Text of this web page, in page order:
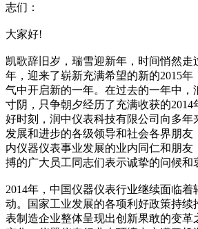
志们：
大家好!
凯歌辞旧岁，瑞雪迎新年，时间悄然走
年，迎来了崭新充满希望的新的2015年
气中开启新的一年。在过去的一年中，
寸阴，只争朝夕经历了充满收获的
好时刻，润中仪表科技有限公司向多年
发展和进步的各级领导和社会各界朋友
内仪器仪表事业发展的业内同仁和朋友
搏的广大员工同志们表示诚挚的问候和
2014年，中国仪器仪表行业继续面临
动。国家工业发展的各项利好政策持续
表制造企业整体呈现出创新果敢的变革